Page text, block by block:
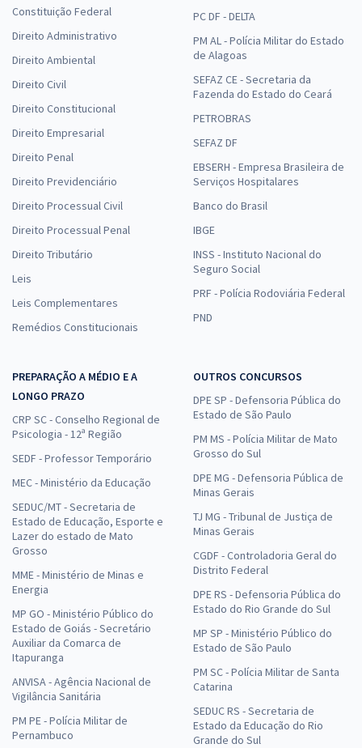
Constituição Federal
Direito Administrativo
Direito Ambiental
Direito Civil
Direito Constitucional
Direito Empresarial
Direito Penal
Direito Previdenciário
Direito Processual Civil
Direito Processual Penal
Direito Tributário
Leis
Leis Complementares
Remédios Constitucionais
PC DF - DELTA
PM AL - Polícia Militar do Estado
de Alagoas
SEFAZ CE - Secretaria da
Fazenda do Estado do Ceará
PETROBRAS
SEFAZ DF
EBSERH - Empresa Brasileira de
Serviços Hospitalares
Banco do Brasil
IBGE
INSS - Instituto Nacional do
Seguro Social
PRF - Polícia Rodoviária Federal
PND
PREPARAÇÃO A MÉDIO E A
LONGO PRAZO
CRP SC - Conselho Regional de
Psicologia - 12ª Região
SEDF - Professor Temporário
MEC - Ministério da Educação
SEDUC/MT - Secretaria de
Estado de Educação, Esporte e
Lazer do estado de Mato
Grosso
MME - Ministério de Minas e
Energia
MP GO - Ministério Público do
Estado de Goiás - Secretário
Auxiliar da Comarca de
Itapuranga
ANVISA - Agência Nacional de
Vigilância Sanitária
PM PE - Polícia Militar de
Pernambuco
OUTROS CONCURSOS
DPE SP - Defensoria Pública do
Estado de São Paulo
PM MS - Polícia Militar de Mato
Grosso do Sul
DPE MG - Defensoria Pública de
Minas Gerais
TJ MG - Tribunal de Justiça de
Minas Gerais
CGDF - Controladoria Geral do
Distrito Federal
DPE RS - Defensoria Pública do
Estado do Rio Grande do Sul
MP SP - Ministério Público do
Estado de São Paulo
PM SC - Polícia Militar de Santa
Catarina
SEDUC RS - Secretaria de
Estado da Educação do Rio
Grande do Sul